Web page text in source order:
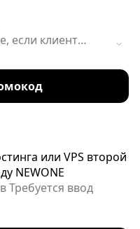
если клиент
не будет
другая
или VPS второй
NEWONE
Требуется ввод